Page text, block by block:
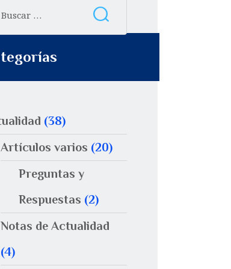
(38)
Artículos varios (20)
Preguntas y
Respuestas (2)
Notas de Actualidad
(4)